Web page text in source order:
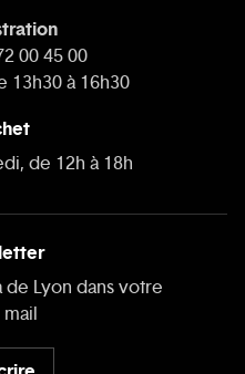
00 45 00
13h30 à 16h30
de 12h à 18h
de Lyon dans votre